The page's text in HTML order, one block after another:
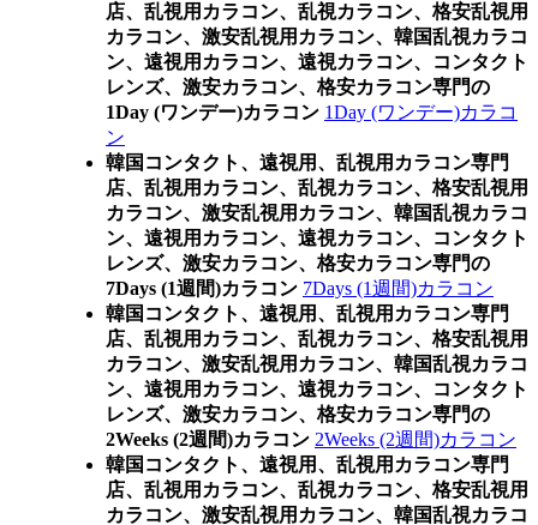
店、乱視用カラコン、乱視カラコン、格安乱視用
カラコン、激安乱視用カラコン、韓国乱視カラコ
ン、遠視用カラコン、遠視カラコン、コンタクト
レンズ、激安カラコン、格安カラコン専門の
1Day (ワンデー)カラコン 1Day (ワンデー)カラコ
ン
韓国コンタクト、遠視用、乱視用カラコン専門
店、乱視用カラコン、乱視カラコン、格安乱視用
カラコン、激安乱視用カラコン、韓国乱視カラコ
ン、遠視用カラコン、遠視カラコン、コンタクト
レンズ、激安カラコン、格安カラコン専門の
7Days (1週間)カラコン 7Days (1週間)カラコン
韓国コンタクト、遠視用、乱視用カラコン専門
店、乱視用カラコン、乱視カラコン、格安乱視用
カラコン、激安乱視用カラコン、韓国乱視カラコ
ン、遠視用カラコン、遠視カラコン、コンタクト
レンズ、激安カラコン、格安カラコン専門の
2Weeks (2週間)カラコン 2Weeks (2週間)カラコン
韓国コンタクト、遠視用、乱視用カラコン専門
店、乱視用カラコン、乱視カラコン、格安乱視用
カラコン、激安乱視用カラコン、韓国乱視カラコ